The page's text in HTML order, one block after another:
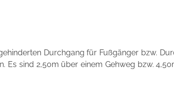
Durchgang für Fußgänger bzw.
Es sind 2,50m über einem Gehweg bzw.